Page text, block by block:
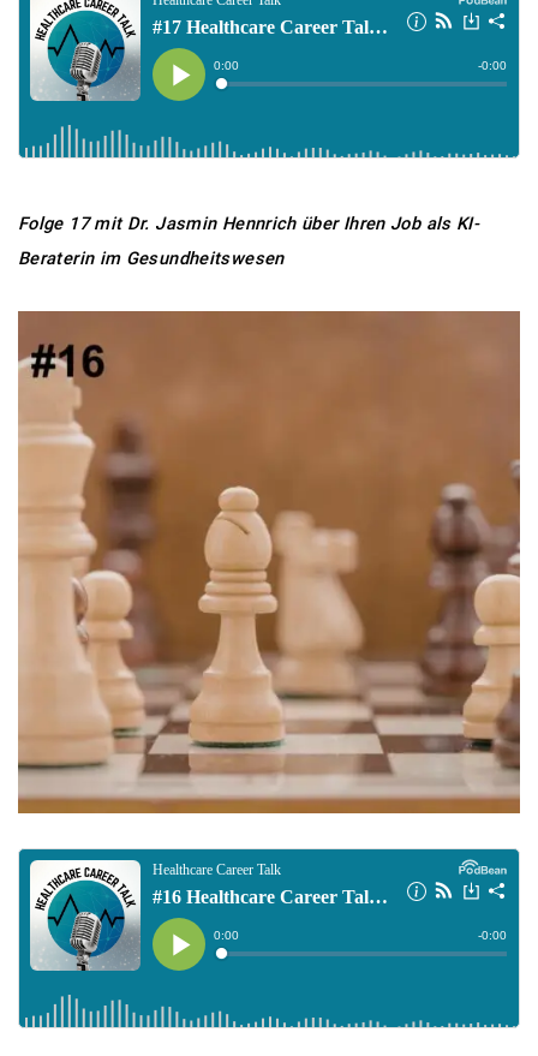
Folge 17 mit Dr. Jasmin Hennrich über Ihren Job als KI-
Beraterin im Gesundheitswesen